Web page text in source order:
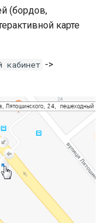
(бордов,
карте
кабинет ->